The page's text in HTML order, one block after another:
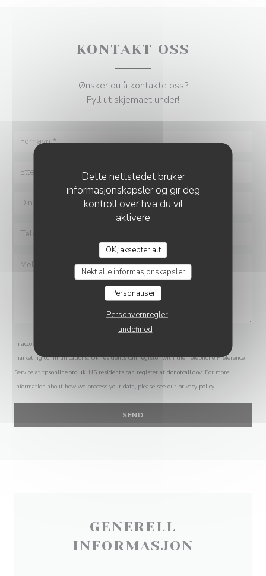
Dette nettstedet bruker
informasjonskapsler og gir deg
kontroll over hva du vil
aktivere
OK, aksepter alt
Nekt alle informasjonskapsler
Personaliser
Personvernregler
undefined
KONTAKT OSS
Ønsker du å kontakte oss?
Fyll ut skjemaet under!
In accordance with data protection regulations, you have the right to opt out of
marketing communications. UK residents can register with the Telephone Preference
Service at tpsonline.org.uk. US residents can register at donotcall.gov. For more
information about how we process your data, please see our privacy policy.
GENERELL
INFORMASJON